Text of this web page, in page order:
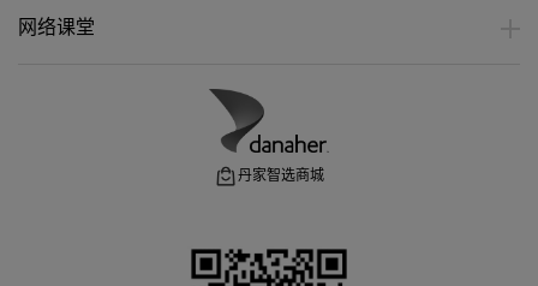
网络课堂
丹家智选商城